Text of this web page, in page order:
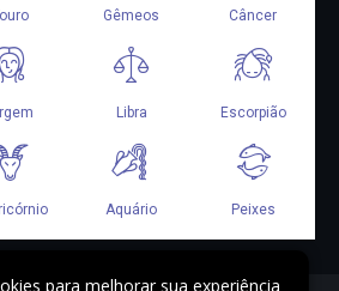
para melhorar sua experiência